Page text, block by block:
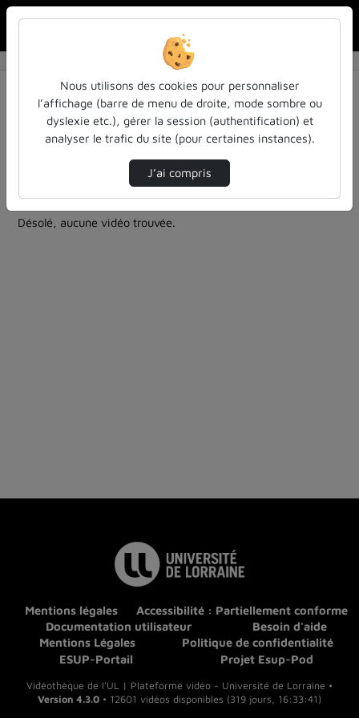
Résultats de la recherche
Filtres actifs (cliquer pour en retirer) :
Français
physique-appliquee
le-brunch-le-gout-de-partager-ses-idees
1 vidéo trouvée
Désolé, aucune vidéo trouvée.
Mentions légales
Accessibilité : Partiellement conforme
Documentation utilisateur
Besoin d'aide
Mentions Légales
Politique de confidentialité
ESUP-Portail
Projet Esup-Pod
Vidéothèque de l'UL | Plateforme vidéo - Université de Lorraine •
Version 4.3.0 • 12601 vidéos disponibles (319 jours, 16:33:41)
Nous utilisons des cookies pour personnaliser
l’affichage (barre de menu de droite, mode sombre ou
dyslexie etc.), gérer la session (authentification) et
analyser le trafic du site (pour certaines instances).
J’ai compris